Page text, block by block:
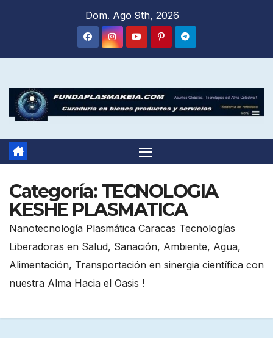
Dom. Ago 9th, 2026
Categoría:TECNOLOGIA
KESHE PLASMATICA
Nanotecnología Plasmática Caracas Tecnologías
Liberadoras en Salud, Sanación, Ambiente, Agua,
Alimentación, Transportación en sinergia científica con
nuestra Alma Hacia el Oasis !